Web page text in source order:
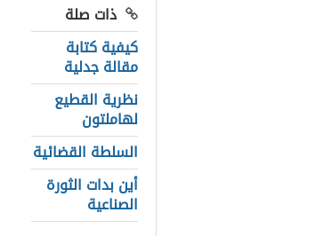
ذات صلة
كيفية كتابة
مقالة جدلية
نظرية القطيع
لهاملتون
السلطة القضائية
أين بدات الثورة
الصناعية